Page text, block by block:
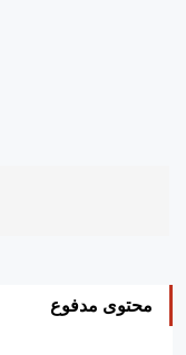
محتوى مدفوع